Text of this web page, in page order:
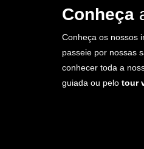
Conheça
Conheça os nossos
passeie por nossas
conhecer toda a
guiada ou pelo tour